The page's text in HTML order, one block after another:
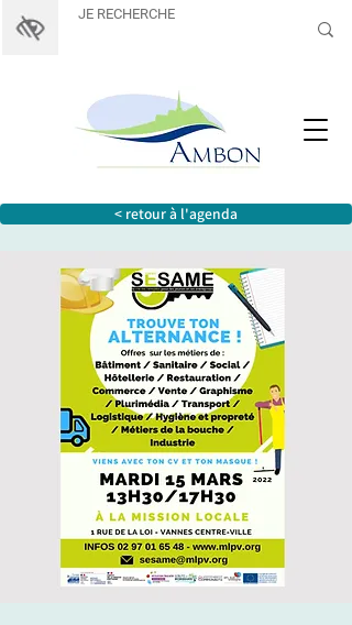
< retour à l'agenda